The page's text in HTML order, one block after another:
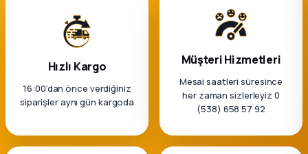
Hızlı Kargo
16:00’dan önce verdiğiniz
siparişler aynı gün kargoda
Müşteri Hizmetleri
Mesai saatleri süresince
her zaman sizlerleyiz 0
(538) 658 57 92